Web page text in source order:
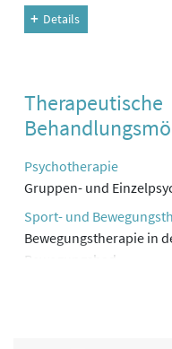
Details
Therapeutische
Psychotherapie
Gruppen- und
Sport- und
Bewegungstherapie in
Bewegungsbad